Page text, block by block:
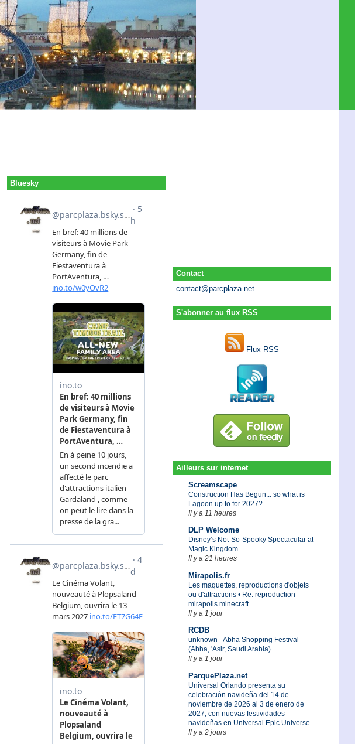
Contact
contact@parcplaza.net
S'abonner au flux RSS
Flux RSS
Ailleurs sur internet
Screamscape
Construction Has Begun... so what is
Lagoon up to for 2027?
Il y a 11 heures
DLP Welcome
Disney’s Not-So-Spooky Spectacular at
Magic Kingdom
Il y a 21 heures
Mirapolis.fr
Les maquettes, reproductions d'objets
ou d'attractions • Re: reproduction
mirapolis minecraft
Il y a 1 jour
RCDB
unknown - Abha Shopping Festival
(Abha, 'Asir, Saudi Arabia)
Il y a 1 jour
ParquePlaza.net
Universal Orlando presenta su
celebración navideña del 14 de
noviembre de 2026 al 3 de enero de
2027, con nuevas festividades
navideñas en Universal Epic Universe
Il y a 2 jours
Bluesky